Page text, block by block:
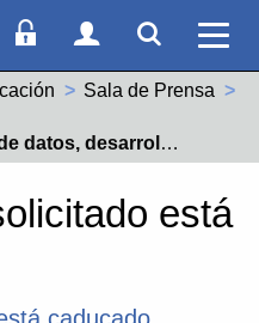
web
Acceso Socios
Acceso
Ver
Sala de Prensa
junto a 5 empresas vitivinícolas
está
caducado.